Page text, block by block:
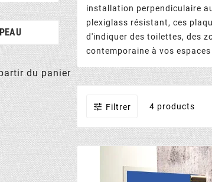
du panier
installation perpendiculaire
plexiglass résistant, ces
d'indiquer des toilettes, des
contemporaine à vos
 Filtrer 4 products